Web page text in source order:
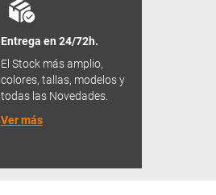
Entrega en 24/72h.
El Stock más amplio,
colores, tallas, modelos y
todas las Novedades.
Ver más